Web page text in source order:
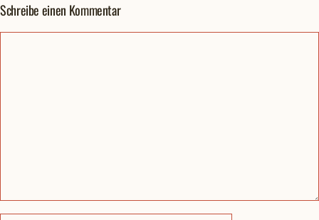
Schreibe einen Kommentar